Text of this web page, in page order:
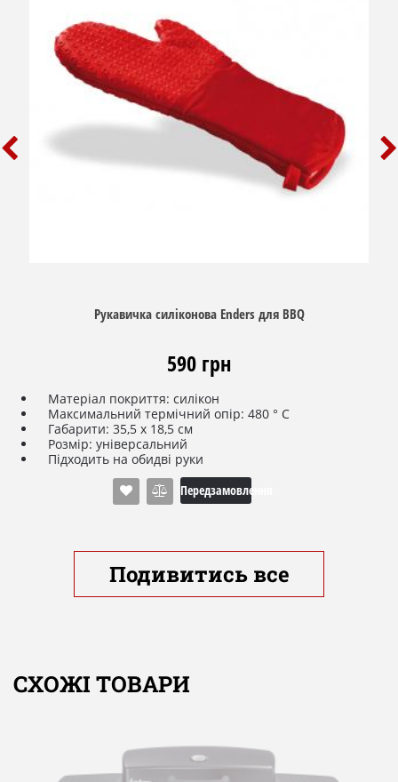
Чохол, що оберігає від атмосферних впливів
Газовий балон 24,5 л/10 кг
Набір приладдя для гриля
Рукавичка силіконова Enders для BBQ
590 грн
Матеріал покриття: силікон
Максимальний термічний опір: 480 ° С
Габарити: 35,5 х 18,5 см
Розмір: універсальний
Підходить на обидві руки
Передзамовлення
Подивитись все
СХОЖІ ТОВАРИ